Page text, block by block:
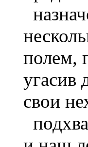
полем,
угасив
свои